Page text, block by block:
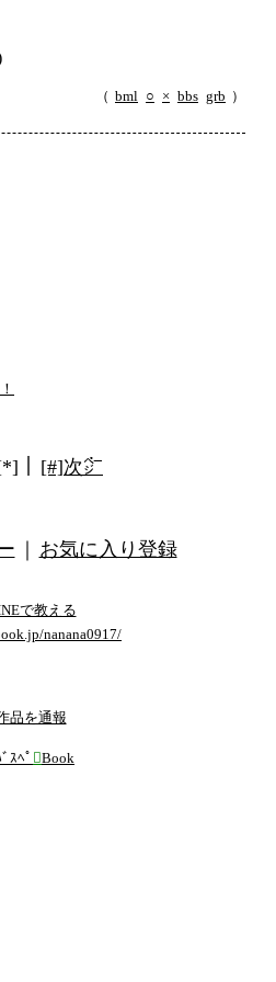
（ bml ○ × bbs grb ）
｜ [#]次㌻
お気に入り登録
で教える
nanana0917/
品を通報
ｽﾍﾟ Book